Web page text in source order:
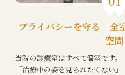
プライバシーを守る「全
空間
当院の診療室はすべて個室です。
「治療中の姿を見られたくない